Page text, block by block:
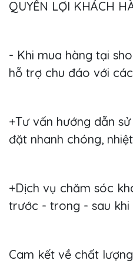
QUYỀN LỢI KHÁCH
- Khi mua hàng tại
hỗ trợ chu đáo với
+Tư vấn hướng dẫn
đặt nhanh chóng,
+Dịch vụ chăm sóc
trước - trong - sau khi
Cam kết về chất